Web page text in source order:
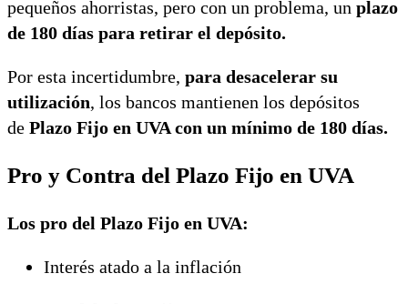
pequeños ahorristas, pero con un problema, un plazo
de 180 días para retirar el depósito.
Por esta incertidumbre, para desacelerar su
utilización, los bancos mantienen los depósitos
de Plazo Fijo en UVA con un mínimo de 180 días.
Pro y Contra del Plazo Fijo en UVA
Los pro del Plazo Fijo en UVA:
Interés atado a la inflación